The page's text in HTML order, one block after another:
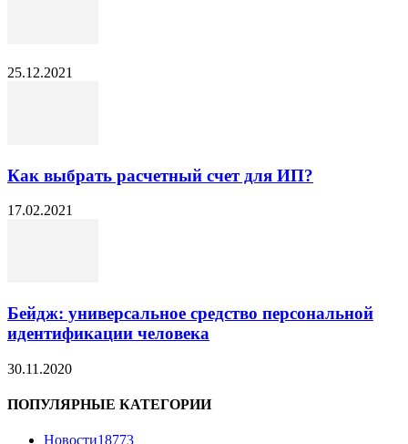
25.12.2021
Как выбрать расчетный счет для ИП?
17.02.2021
Бейдж: универсальное средство персональной
идентификации человека
30.11.2020
ПОПУЛЯРНЫЕ КАТЕГОРИИ
Новости18773